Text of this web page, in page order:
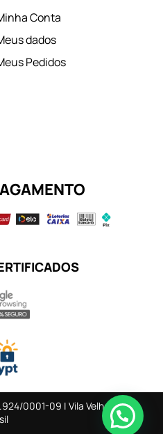
Conta
dados
Pedidos
0001-09 | Vila Velha –